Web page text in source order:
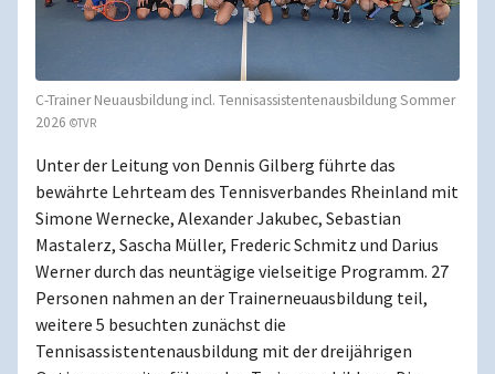
C-Trainer Neuausbildung incl. Tennisassistentenausbildung Sommer
2026 ©TVR
Unter der Leitung von Dennis Gilberg führte das
bewährte Lehrteam des Tennisverbandes Rheinland mit
Simone Wernecke, Alexander Jakubec, Sebastian
Mastalerz, Sascha Müller, Frederic Schmitz und Darius
Werner durch das neuntägige vielseitige Programm. 27
Personen nahmen an der Trainerneuausbildung teil,
weitere 5 besuchten zunächst die
Tennisassistentenausbildung mit der dreijährigen